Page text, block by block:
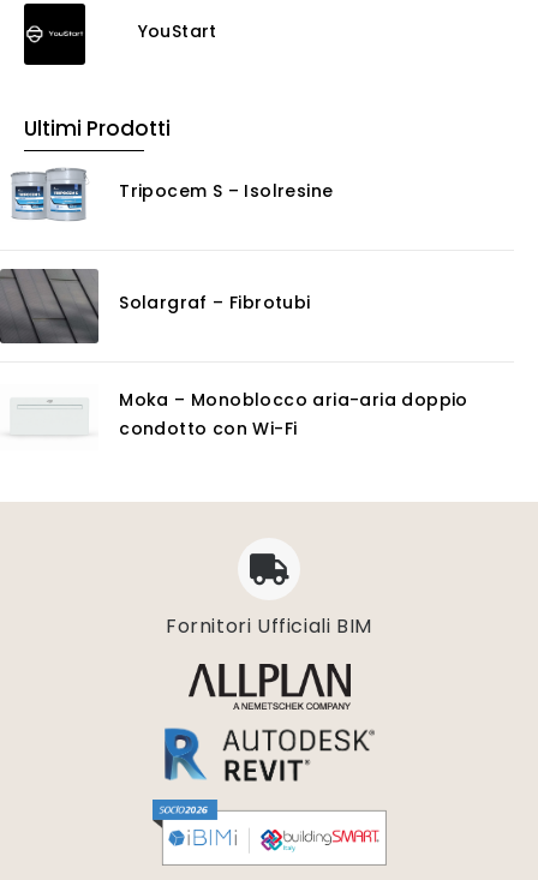
YouStart
Ultimi Prodotti
Tripocem S – Isolresine
Solargraf – Fibrotubi
Moka – Monoblocco aria-aria doppio
condotto con Wi-Fi
Fornitori Ufficiali BIM